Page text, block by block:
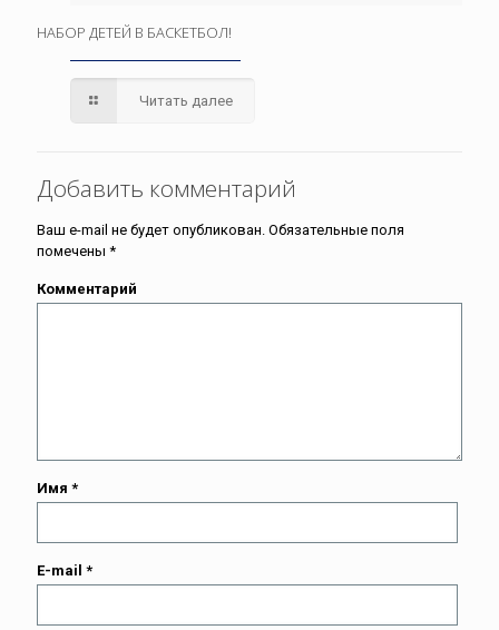
НАБОР ДЕТЕЙ В БАСКЕТБОЛ!
Читать далее
Добавить комментарий
Ваш e-mail не будет опубликован. Обязательные поля
помечены *
Комментарий
Имя *
E-mail *